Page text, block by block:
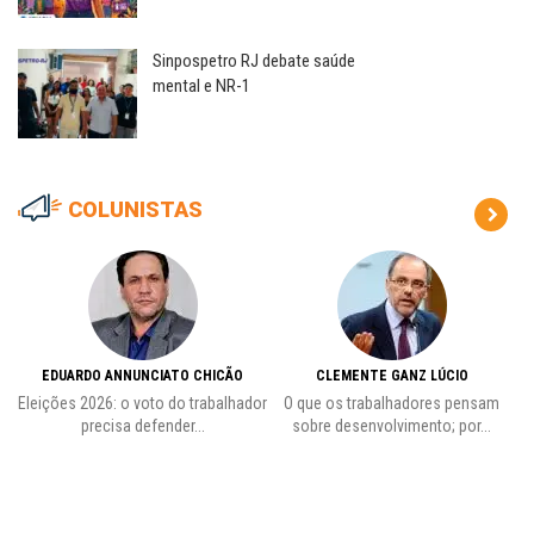
Sinpospetro RJ debate saúde
mental e NR-1
COLUNISTAS
EDUARDO ANNUNCIATO CHICÃO
Eleições 2026: o voto do trabalhador
precisa defender...
CLEMENTE GANZ LÚCIO
O que os trabalhadores pensam
sobre desenvolvimento; por...